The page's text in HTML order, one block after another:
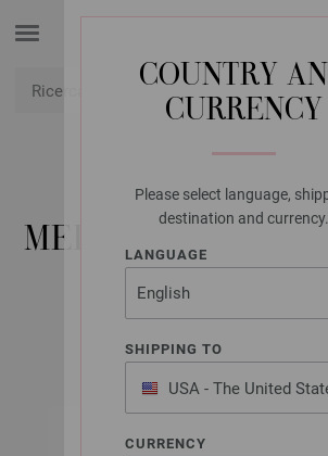
COUNTRY
CURRENCY
Please select language,
destination and currency.
LANGUAGE
SHIPPING TO
USA - The United
of America
CURRENCY
LANA GROSSA
MEILENWEIT 6-
COCCOLE